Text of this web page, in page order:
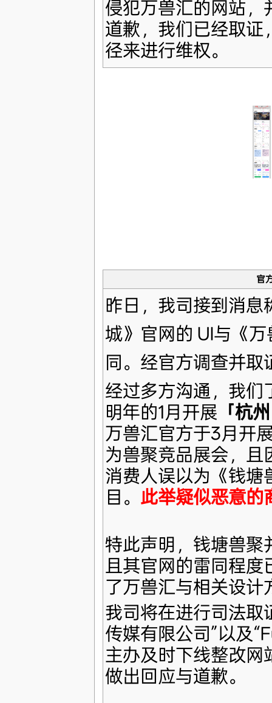
侵犯万兽汇的网站，
道歉，我们已经取证
径来进行维权。
官
昨日，我司接到消
城》官网的 UI与《
同。经官方调查并取
经过多方沟通，我们
明年的1月开展 「杭
万兽汇官方于3月开
为兽聚竞品展会，且
消费人误以为《钱塘
目。 此举疑似恶意的
特此声明，钱塘兽聚
且其官网的雷同程
了万兽汇与相关设计
我司将在进行司法取
传媒有限公司”以及
主办及时下线整改网
做出回应与道歉。